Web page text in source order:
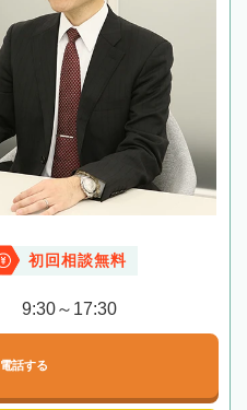
初回相談無料
9:30～17:30
電話する